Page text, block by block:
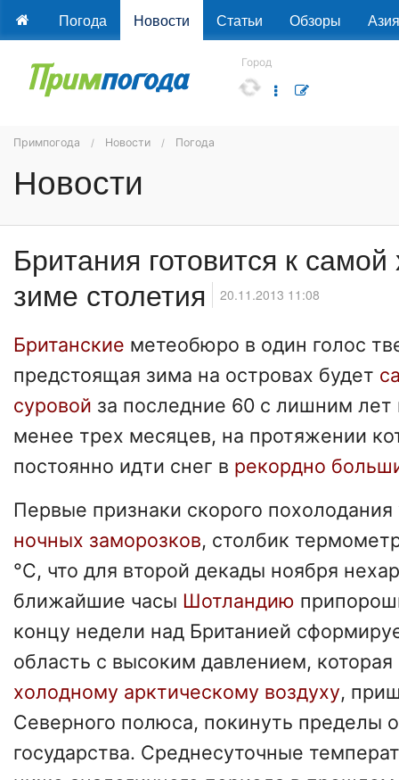
Погода Новости Статьи Обзоры Азия
Город
Примпогода Новости Погода
Новости
Британия готовится к
зиме столетия
20.11.2013 11:08
Британские метеобюро в один голос
предстоящая зима на островах будет
суровой за последние 60 с лишним лет
менее трех месяцев, на протяжении
постоянно идти снег в рекордно
Первые признаки скорого
ночных заморозков, столбик
°С, что для второй декады ноября
ближайшие часы Шотландию
концу недели над Британией
область с высоким давлением, которая
холодному арктическому воздуху,
Северного полюса, покинуть пределы
государства. Среднесуточные